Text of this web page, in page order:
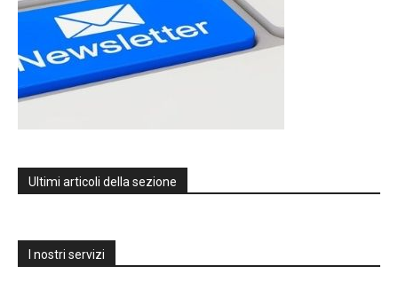
Ultimi articoli della sezione
I nostri servizi